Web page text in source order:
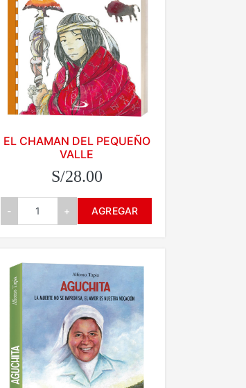
EL CHAMAN DEL PEQUEÑO
VALLE
S/28.00
- + AGREGAR